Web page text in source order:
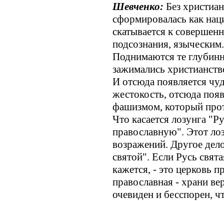
Шевченко: Без
сформировалась как
скатывается к
подсознания,
Поднимаются те
зажимались
И отсюда появляется
жестокость, отсюда
фашизмом, который
Что касается лозунга
православную". Этот
возражений. Другое
святой". Если Русь
кажется, - это церковь
православная - храни
очевиден и бесспорен,